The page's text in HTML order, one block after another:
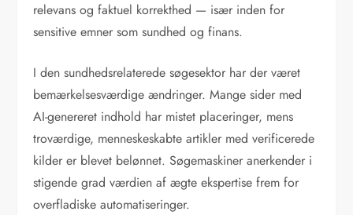
relevans og faktuel korrekthed — især inden for
sensitive emner som sundhed og finans.
I den sundhedsrelaterede søgesektor har der været
bemærkelsesværdige ændringer. Mange sider med
AI-genereret indhold har mistet placeringer, mens
troværdige, menneskeskabte artikler med verificerede
kilder er blevet belønnet. Søgemaskiner anerkender i
stigende grad værdien af ægte ekspertise frem for
overfladiske automatiseringer.